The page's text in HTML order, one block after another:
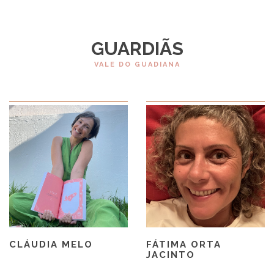
GUARDIÃS
VALE DO GUADIANA
CLÁUDIA MELO
FÁTIMA ORTA
JACINTO